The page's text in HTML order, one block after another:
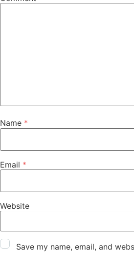
Name *
Email *
Website
Save my name, email, and